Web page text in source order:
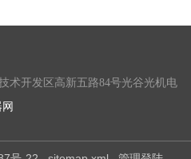
术开发区高新五路84号光谷光机电